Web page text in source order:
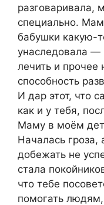
разговаривала,
специально.
бабушки какую-
унаследовала
лечить и прочее
способность
И дар этот, что
как и у тебя,
Маму в моём
Началась
добежать не
стала
что тебе
помогать